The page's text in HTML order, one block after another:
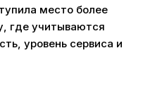
место более
где учитываются
уровень сервиса и